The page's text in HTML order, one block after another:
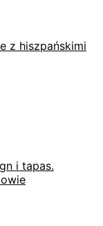
z hiszpańskimi
i tapas.